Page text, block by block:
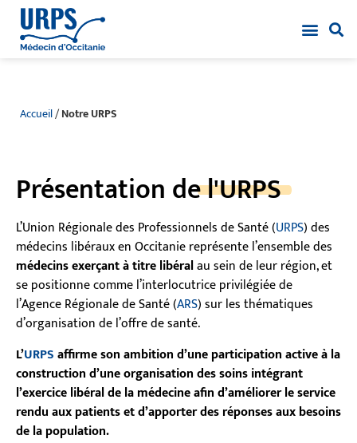
Accueil/Notre URPS
Présentation del'URPS
L’Union Régionale des Professionnels de Santé (URPS) des
médecins libéraux en Occitaniereprésente l’ensemble des
médecins exerçant à titre libéralau sein de leur région, et
se positionne comme l’interlocutrice privilégiée de
l’Agence Régionale de Santé (ARS) sur les thématiques
d’organisation de l’offre de santé.
L’URPSaffirme son ambition d’une participation active à la
construction d’une organisation des soins intégrant
l’exercice libéral de la médecine afin d’améliorer le service
rendu aux patients et d’apporter des réponses aux besoins
de la population.